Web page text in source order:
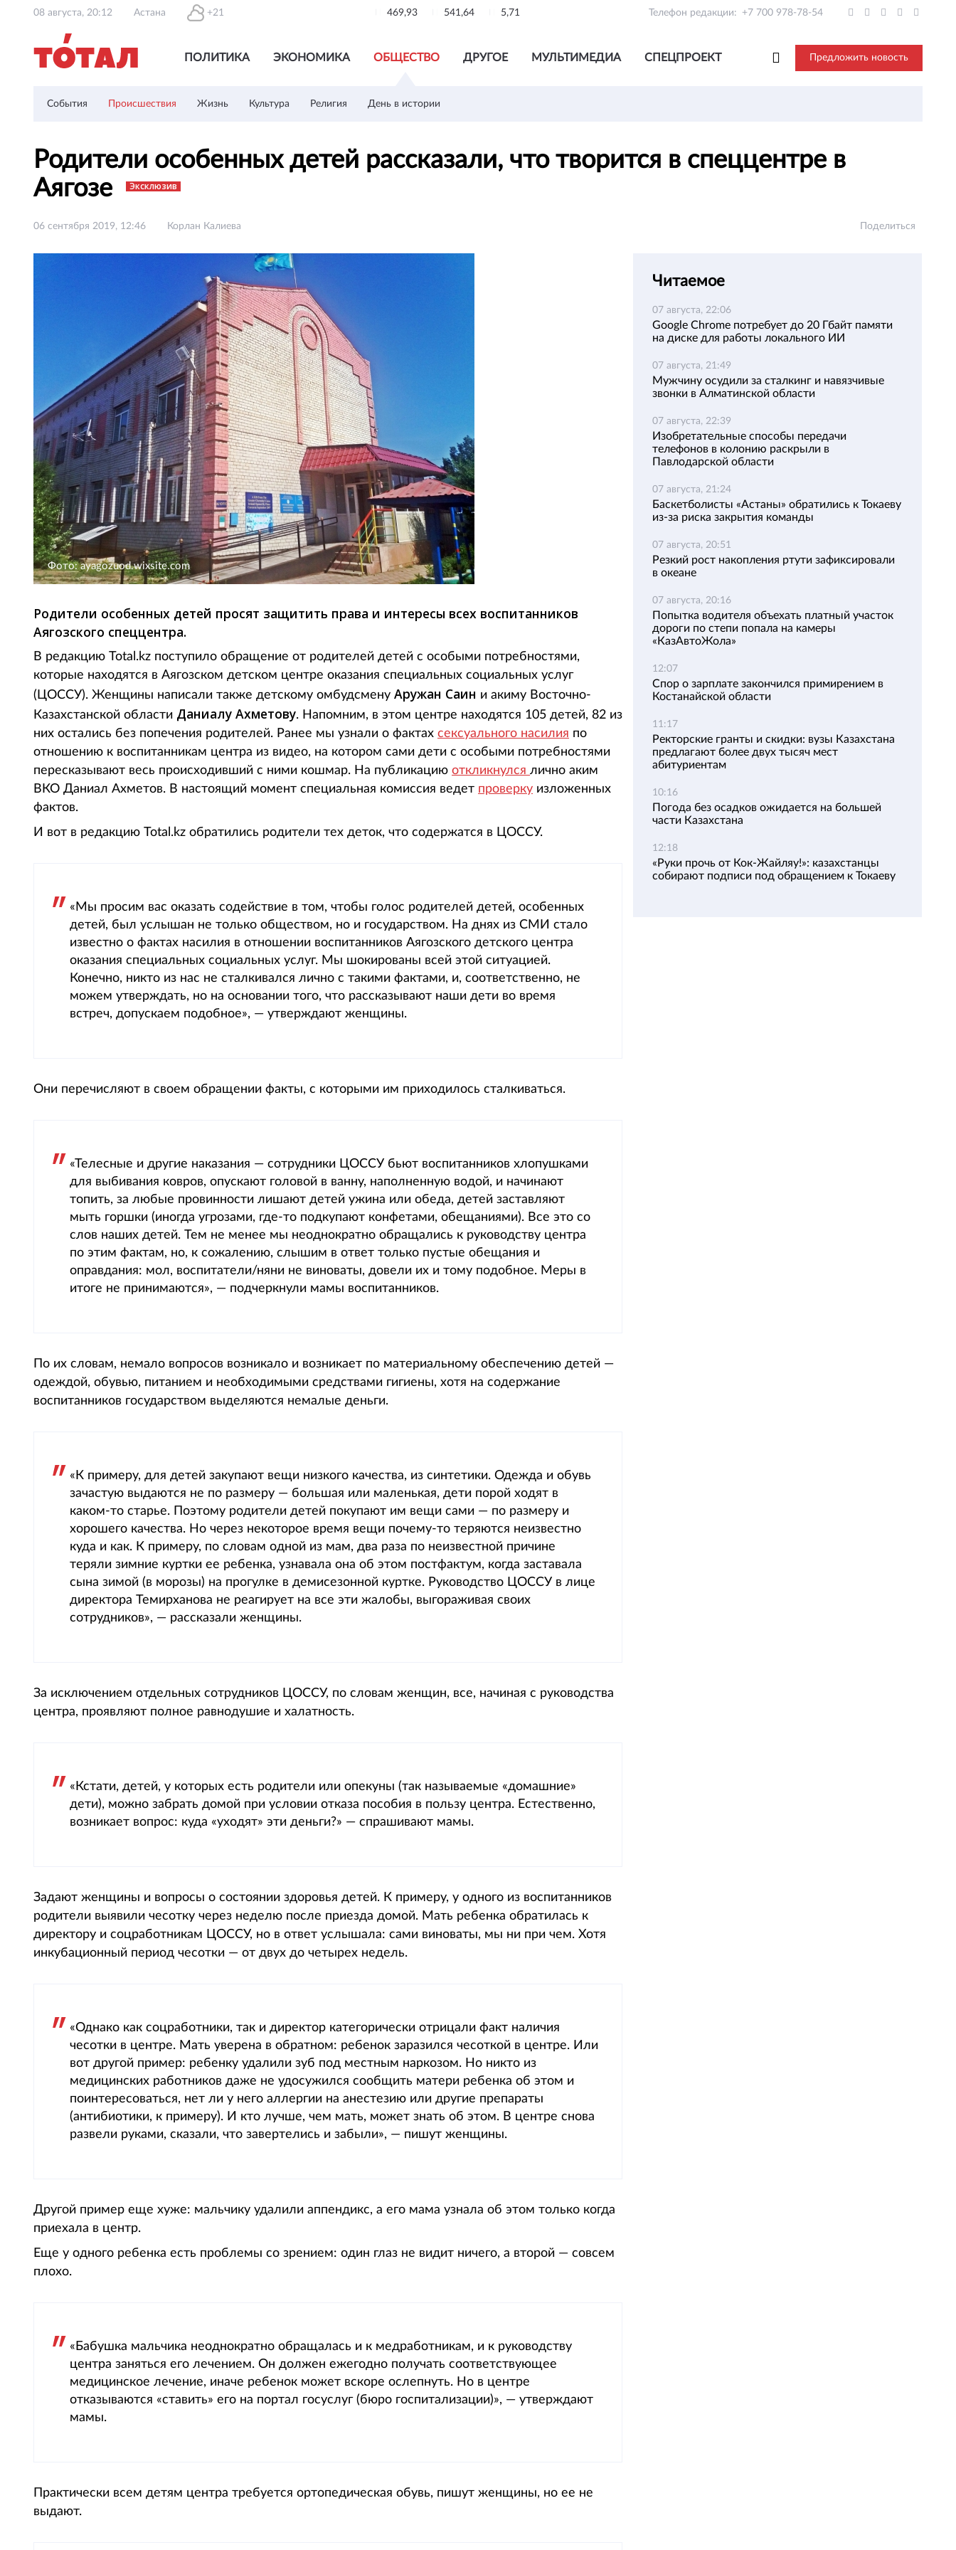
08 августа, 20:12 Астана +21 469,93 541,64 5,71 Телефон редакции: +7 700 978-78-54
ПОЛИТИКА ЭКОНОМИКА ОБЩЕСТВО ДРУГОЕ МУЛЬТИМЕДИА СПЕЦПРОЕКТ Предложить новость
События Происшествия Жизнь Культура Религия День в истории
Родители особенных детей рассказали, что творится в спеццентре в
Аягозе
Эксклюзив
06 сентября 2019, 12:46 Корлан Калиева Поделиться
Фото: ayagozuod.wixsite.com
Родители особенных детей просят защитить права и интересы всех воспитанников
Аягозского спеццентра.
В редакцию Total.kz поступило обращение от родителей детей с особыми потребностями,
которые находятся в Аягозском детском центре оказания специальных социальных услуг
(ЦОССУ). Женщины написали также детскому омбудсмену Аружан Саин и акиму Восточно-
Казахстанской области Даниалу Ахметову. Напомним, в этом центре находятся 105 детей, 82 из
них остались без попечения родителей. Ранее мы узнали о фактах сексуального насилия по
отношению к воспитанникам центра из видео, на котором сами дети с особыми потребностями
пересказывают весь происходивший с ними кошмар. На публикацию откликнулся лично аким
ВКО Даниал Ахметов. В настоящий момент специальная комиссия ведет проверку изложенных
фактов.
И вот в редакцию Total.kz обратились родители тех деток, что содержатся в ЦОССУ.
«Мы просим вас оказать содействие в том, чтобы голос родителей детей, особенных
детей, был услышан не только обществом, но и государством. На днях из СМИ стало
известно о фактах насилия в отношении воспитанников Аягозского детского центра
оказания специальных социальных услуг. Мы шокированы всей этой ситуацией.
Конечно, никто из нас не сталкивался лично с такими фактами, и, соответственно, не
можем утверждать, но на основании того, что рассказывают наши дети во время
встреч, допускаем подобное», — утверждают женщины.
Они перечисляют в своем обращении факты, с которыми им приходилось сталкиваться.
«Телесные и другие наказания — сотрудники ЦОССУ бьют воспитанников хлопушками
для выбивания ковров, опускают головой в ванну, наполненную водой, и начинают
топить, за любые провинности лишают детей ужина или обеда, детей заставляют
мыть горшки (иногда угрозами, где-то подкупают конфетами, обещаниями). Все это со
слов наших детей. Тем не менее мы неоднократно обращались к руководству центра
по этим фактам, но, к сожалению, слышим в ответ только пустые обещания и
оправдания: мол, воспитатели/няни не виноваты, довели их и тому подобное. Меры в
итоге не принимаются», — подчеркнули мамы воспитанников.
По их словам, немало вопросов возникало и возникает по материальному обеспечению детей —
одеждой, обувью, питанием и необходимыми средствами гигиены, хотя на содержание
воспитанников государством выделяются немалые деньги.
«К примеру, для детей закупают вещи низкого качества, из синтетики. Одежда и обувь
зачастую выдаются не по размеру — большая или маленькая, дети порой ходят в
каком-то старье. Поэтому родители детей покупают им вещи сами — по размеру и
хорошего качества. Но через некоторое время вещи почему-то теряются неизвестно
куда и как. К примеру, по словам одной из мам, два раза по неизвестной причине
теряли зимние куртки ее ребенка, узнавала она об этом постфактум, когда заставала
сына зимой (в морозы) на прогулке в демисезонной куртке. Руководство ЦОССУ в лице
директора Темирханова не реагирует на все эти жалобы, выгораживая своих
сотрудников», — рассказали женщины.
За исключением отдельных сотрудников ЦОССУ, по словам женщин, все, начиная с руководства
центра, проявляют полное равнодушие и халатность.
«Кстати, детей, у которых есть родители или опекуны (так называемые «домашние»
дети), можно забрать домой при условии отказа пособия в пользу центра. Естественно,
возникает вопрос: куда «уходят» эти деньги?» — спрашивают мамы.
Задают женщины и вопросы о состоянии здоровья детей. К примеру, у одного из воспитанников
родители выявили чесотку через неделю после приезда домой. Мать ребенка обратилась к
директору и соцработникам ЦОССУ, но в ответ услышала: сами виноваты, мы ни при чем. Хотя
инкубационный период чесотки — от двух до четырех недель.
«Однако как соцработники, так и директор категорически отрицали факт наличия
чесотки в центре. Мать уверена в обратном: ребенок заразился чесоткой в центре. Или
вот другой пример: ребенку удалили зуб под местным наркозом. Но никто из
медицинских работников даже не удосужился сообщить матери ребенка об этом и
поинтересоваться, нет ли у него аллергии на анестезию или другие препараты
(антибиотики, к примеру). И кто лучше, чем мать, может знать об этом. В центре снова
развели руками, сказали, что завертелись и забыли», — пишут женщины.
Другой пример еще хуже: мальчику удалили аппендикс, а его мама узнала об этом только когда
приехала в центр.
Еще у одного ребенка есть проблемы со зрением: один глаз не видит ничего, а второй — совсем
плохо.
«Бабушка мальчика неоднократно обращалась и к медработникам, и к руководству
центра заняться его лечением. Он должен ежегодно получать соответствующее
медицинское лечение, иначе ребенок может вскоре ослепнуть. Но в центре
отказываются «ставить» его на портал госуслуг (бюро госпитализации)», — утверждают
мамы.
Практически всем детям центра требуется ортопедическая обувь, пишут женщины, но ее не
выдают.
Читаемое
07 августа, 22:06
Google Chrome потребует до 20 Гбайт памяти
на диске для работы локального ИИ
07 августа, 21:49
Мужчину осудили за сталкинг и навязчивые
звонки в Алматинской области
07 августа, 22:39
Изобретательные способы передачи
телефонов в колонию раскрыли в
Павлодарской области
07 августа, 21:24
Баскетболисты «Астаны» обратились к Токаеву
из-за риска закрытия команды
07 августа, 20:51
Резкий рост накопления ртути зафиксировали
в океане
07 августа, 20:16
Попытка водителя объехать платный участок
дороги по степи попала на камеры
«КазАвтоЖола»
12:07
Спор о зарплате закончился примирением в
Костанайской области
11:17
Ректорские гранты и скидки: вузы Казахстана
предлагают более двух тысяч мест
абитуриентам
10:16
Погода без осадков ожидается на большей
части Казахстана
12:18
«Руки прочь от Кок-Жайляу!»: казахстанцы
собирают подписи под обращением к Токаеву